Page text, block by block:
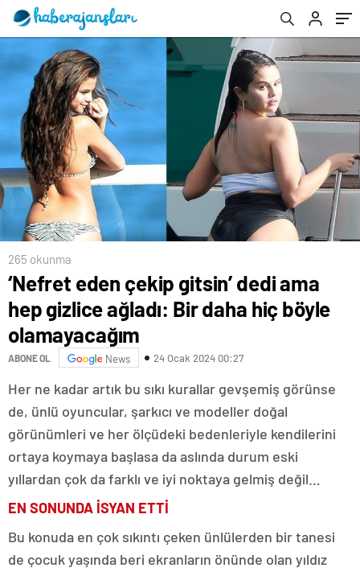
olamayacağım
265 okunma
‘Nefret eden çekip gitsin’ dedi ama
hep gizlice ağladı: Bir daha hiç böyle
olamayacağım
ABONE OL News 24 Ocak 2024 00:27
Her ne kadar artık bu sıkı kurallar gevşemiş görünse
de, ünlü oyuncular, şarkıcı ve modeller doğal
görünümleri ve her ölçüdeki bedenleriyle kendilerini
ortaya koymaya başlasa da aslında durum eski
yıllardan çok da farklı ve iyi noktaya gelmiş değil…
EN SONUNDA İSYAN ETTİ
Bu konuda en çok sıkıntı çeken ünlülerden bir tanesi
de çocuk yaşında beri ekranların önünde olan yıldız